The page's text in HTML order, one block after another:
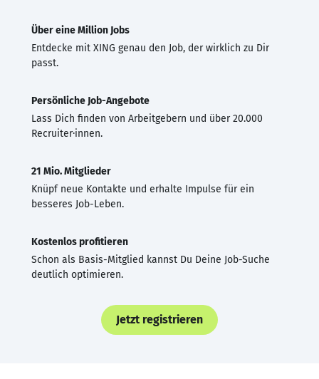
Über eine Million Jobs
Entdecke mit XING genau den Job, der wirklich zu Dir
passt.
Persönliche Job-Angebote
Lass Dich finden von Arbeitgebern und über 20.000
Recruiter·innen.
21 Mio. Mitglieder
Knüpf neue Kontakte und erhalte Impulse für ein
besseres Job-Leben.
Kostenlos profitieren
Schon als Basis-Mitglied kannst Du Deine Job-Suche
deutlich optimieren.
Jetzt registrieren